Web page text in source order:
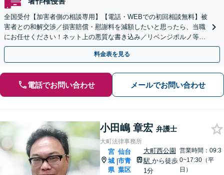
全国受付【加害者側の相談専用】【電話・WEBでの初回相談無料】被
害者との和解交渉／損害賠償・慰謝料を減額したいと思ったら、当職
にお任せください！ネット上の悪質な書き込み／リベンジポルノ等、
代表弁護士が最後まで対応【関東エリア以外の相談も可】
料金表を見る
電話でお問い合わせ メールでお問い合わせ
小田嶋 章宏 弁護士
大町法律事務所
宮
城
県
|
仙台
市青
葉区
大町西公園
駅 から徒歩
1分
営業時間：09:3
0~17:30（平
日）